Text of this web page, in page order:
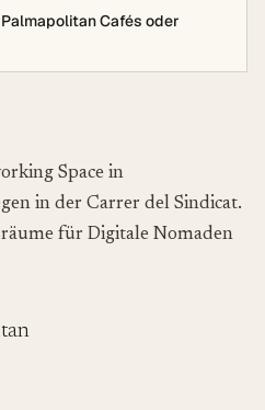
Cafés oder
Space in
in der Carrer del Sindicat.
für Digitale Nomaden